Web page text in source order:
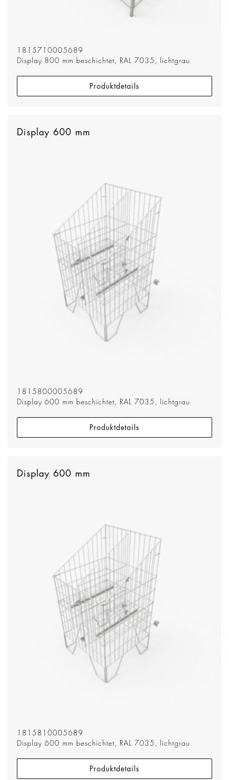
1815710005689
Display 800 mm beschichtet, RAL 7035, lichtgrau
Produktdetails
Display 600 mm
1815800005689
Display 600 mm beschichtet, RAL 7035, lichtgrau
Produktdetails
Display 600 mm
1815810005689
Display 600 mm beschichtet, RAL 7035, lichtgrau
Produktdetails